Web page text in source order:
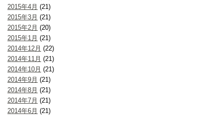
2015年4月 (21)
2015年3月 (21)
2015年2月 (20)
2015年1月 (21)
2014年12月 (22)
2014年11月 (21)
2014年10月 (21)
2014年9月 (21)
2014年8月 (21)
2014年7月 (21)
2014年6月 (21)